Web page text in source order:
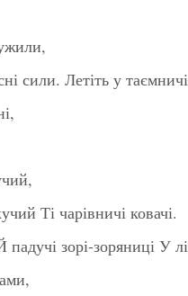
сили. Летіть у
Ті чарівничі ковачі.
падучі зорі-зоряниці У